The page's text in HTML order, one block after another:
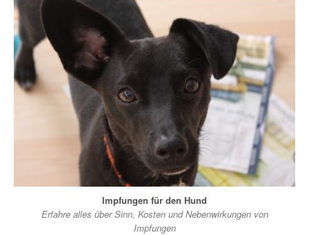
Impfungen für den Hund
Erfahre alles über Sinn, Kosten und Nebenwirkungen von
Impfungen